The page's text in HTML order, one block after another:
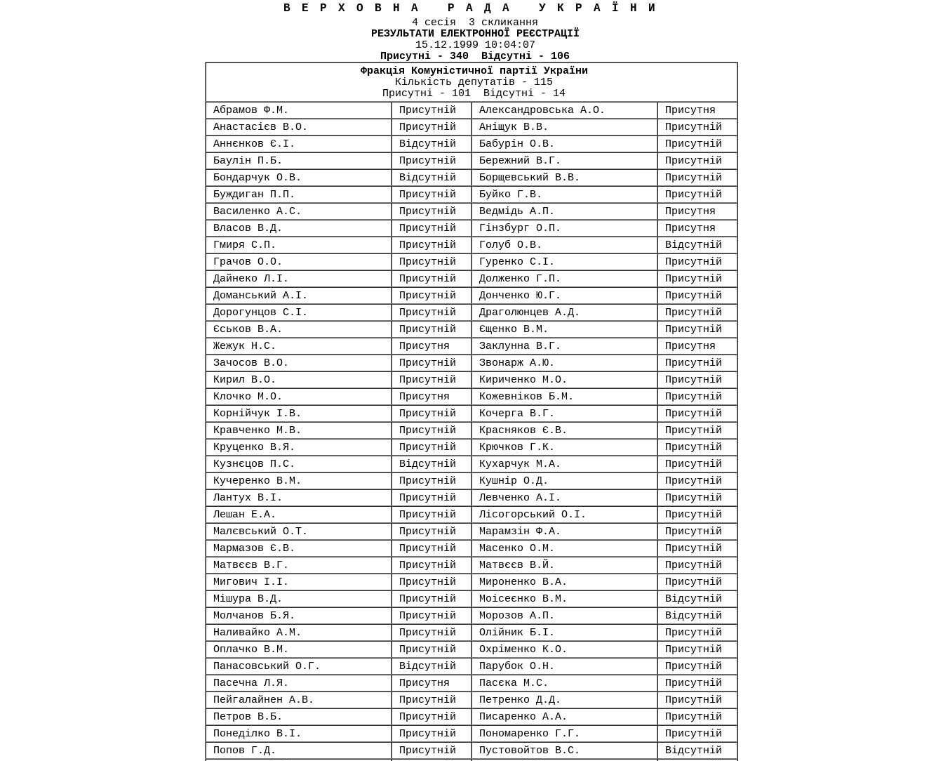
ВЕРХОВНА РАДА УКРАЇНИ
4 сесія 3 скликання
РЕЗУЛЬТАТИ ЕЛЕКТРОННОЇ РЕЄСТРАЦІЇ
15.12.1999 10:04:07
Присутні - 340 Відсутні - 106
Фракція Комуністичної партії України
Кількість депутатів - 115
Присутні - 101 Відсутні - 14
Абрамов Ф.М.
Присутній Александровська А.О.
Присутня
Анастасієв В.О.
Присутній Аніщук В.В.
Присутній
Аннєнков Є.І.
Відсутній Бабурін О.В.
Присутній
Баулін П.Б.
Присутній Бережний В.Г.
Присутній
Бондарчук О.В.
Відсутній Борщевський В.В.
Присутній
Буждиган П.П.
Присутній Буйко Г.В.
Присутній
Василенко А.С.
Присутній Ведмідь А.П.
Присутня
Власов В.Д.
Присутній Гінзбург О.П.
Присутня
Гмиря С.П.
Присутній Голуб О.В.
Відсутній
Грачов О.О.
Присутній Гуренко С.І.
Присутній
Дайнеко Л.І.
Присутній Долженко Г.П.
Присутній
Доманський А.І.
Присутній Донченко Ю.Г.
Присутній
Дорогунцов С.І.
Присутній Драголюнцев А.Д.
Присутній
Єськов В.А.
Присутній Єщенко В.М.
Присутній
Жежук Н.С.
Присутня Заклунна В.Г.
Присутня
Зачосов В.О.
Присутній Звонарж А.Ю.
Присутній
Кирил В.О.
Присутній Кириченко М.О.
Присутній
Клочко М.О.
Присутня Кожевніков Б.М.
Присутній
Корнійчук І.В.
Присутній Кочерга В.Г.
Присутній
Кравченко М.В.
Присутній Красняков Є.В.
Присутній
Круценко В.Я.
Присутній Крючков Г.К.
Присутній
Кузнєцов П.С.
Відсутній Кухарчук М.А.
Присутній
Кучеренко В.М.
Присутній Кушнір О.Д.
Присутній
Лантух В.І.
Присутній Левченко А.І.
Присутній
Лешан Е.А.
Присутній Лісогорський О.І.
Присутній
Малєвський О.Т.
Присутній Марамзін Ф.А.
Присутній
Мармазов Є.В.
Присутній Масенко О.М.
Присутній
Матвєєв В.Г.
Присутній Матвєєв В.Й.
Присутній
Мигович І.І.
Присутній Мироненко В.А.
Присутній
Мішура В.Д.
Присутній Моісеєнко В.М.
Відсутній
Молчанов Б.Я.
Присутній Морозов А.П.
Відсутній
Наливайко А.М.
Присутній Олійник Б.І.
Присутній
Оплачко В.М.
Присутній Охріменко К.О.
Присутній
Панасовський О.Г.
Відсутній Парубок О.Н.
Присутній
Пасечна Л.Я.
Присутня Пасєка М.С.
Присутній
Пейгалайнен А.В.
Присутній Петренко Д.Д.
Присутній
Петров В.Б.
Присутній Писаренко А.А.
Присутній
Понеділко В.І.
Присутній Пономаренко Г.Г.
Присутній
Попов Г.Д.
Присутній Пустовойтов В.С.
Відсутній